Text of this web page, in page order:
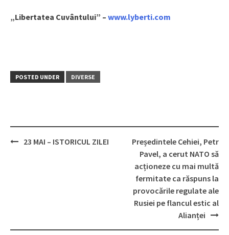
„Libertatea Cuvântului” – www.lyberti.com
POSTED UNDER DIVERSE
23 MAI – ISTORICUL ZILEI
Președintele Cehiei, Petr
Pavel, a cerut NATO să
acționeze cu mai multă
fermitate ca răspuns la
provocările regulate ale
Rusiei pe flancul estic al
Alianței